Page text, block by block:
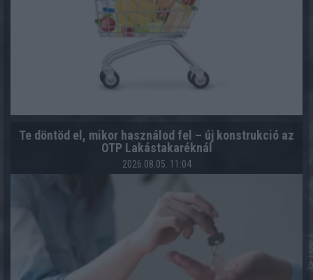
Te döntöd el, mikor használod fel – új konstrukció az
OTP Lakástakaréknál
2026.08.05. 11:04